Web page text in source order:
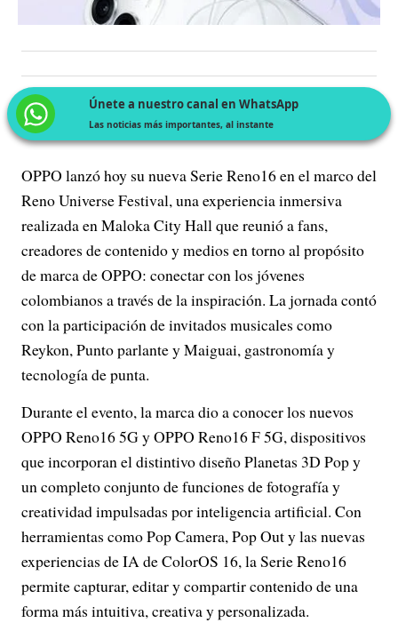
Únete a nuestro canal en WhatsApp
Las noticias más importantes, al instante
OPPO lanzó hoy su nueva Serie Reno16 en el marco del
Reno Universe Festival, una experiencia inmersiva
realizada en Maloka City Hall que reunió a fans,
creadores de contenido y medios en torno al propósito
de marca de OPPO: conectar con los jóvenes
colombianos a través de la inspiración. La jornada contó
con la participación de invitados musicales como
Reykon, Punto parlante y Maiguai, gastronomía y
tecnología de punta.
Durante el evento, la marca dio a conocer los nuevos
OPPO Reno16 5G y OPPO Reno16 F 5G, dispositivos
que incorporan el distintivo diseño Planetas 3D Pop y
un completo conjunto de funciones de fotografía y
creatividad impulsadas por inteligencia artificial. Con
herramientas como Pop Camera, Pop Out y las nuevas
experiencias de IA de ColorOS 16, la Serie Reno16
permite capturar, editar y compartir contenido de una
forma más intuitiva, creativa y personalizada.